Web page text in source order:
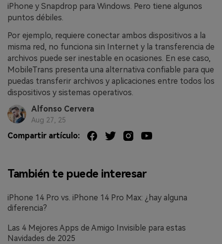
iPhone y Snapdrop para Windows. Pero tiene algunos
puntos débiles.
Por ejemplo, requiere conectar ambos dispositivos a la
misma red, no funciona sin Internet y la transferencia de
archivos puede ser inestable en ocasiones. En ese caso,
MobileTrans presenta una alternativa confiable para que
puedas transferir archivos y aplicaciones entre todos los
dispositivos y sistemas operativos.
Alfonso Cervera
Aug 27, 25
Compartir artículo:
También te puede interesar
iPhone 14 Pro vs. iPhone 14 Pro Max: ¿hay alguna
diferencia?
Las 4 Mejores Apps de Amigo Invisible para estas
Navidades de 2025